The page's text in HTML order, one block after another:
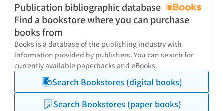
Publication bibliographic database
Find a bookstore where you can purchase
books from
Books is a database of the publishing industry with
information provided by publishers. You can search for
currently available paperbacks and eBooks.
Search Bookstores (digital books)
Search Bookstores (paper books)